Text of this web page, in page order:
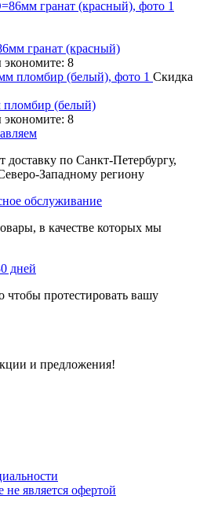
гранат (красный)
8
Скидка
пломбир (белый)
8
по Санкт-Петербургу,
Западному региону
обслуживание
в качестве которых мы
дней
чтобы протестировать вашу
и предложения!
является офертой